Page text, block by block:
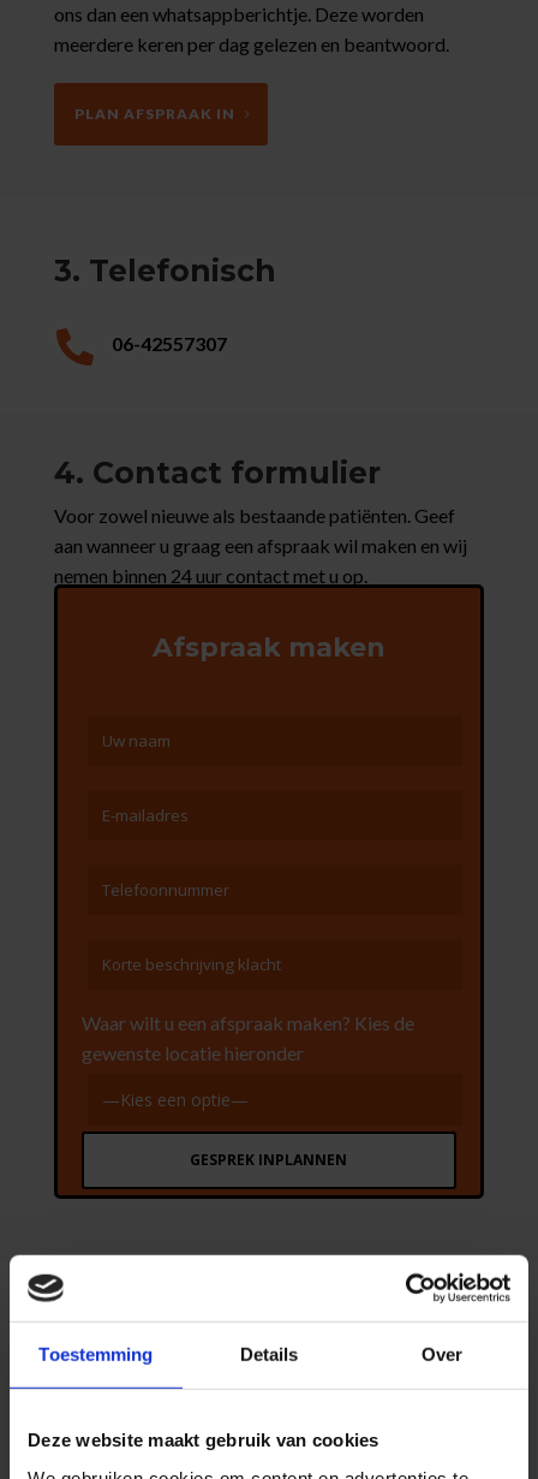
Toestemming Details Over
Deze website maakt gebruik van cookies
ons dan een whatsappberichtje. Deze worden
meerdere keren per dag gelezen en beantwoord.
PLAN AFSPRAAK IN
3. Telefonisch
 06-42557307
4. Contact formulier
Voor zowel nieuwe als bestaande patiënten. Geef
aan wanneer u graag een afspraak wil maken en wij
nemen binnen 24 uur contact met u op.
Afspraak maken
Waar wilt u een afspraak maken? Kies de
gewenste locatie hieronder
GESPREK INPLANNEN
5. Mail ons
wij nemen binnen 24 uur contact met u op.
 info@evolutionfysiotherapie.nl